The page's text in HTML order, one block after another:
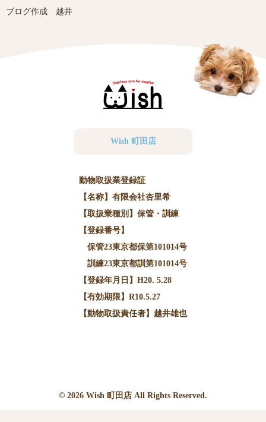
ブログ作成 越井
Wish 町田店
動物取扱業登録証
【名称】有限会社杏里希
【取扱業種別】保管・訓練
【登録番号】
保管23東京都保第101014号
訓練23東京都訓第101014号
【登録年月日】H20. 5.28
【有効期限】R10.5.27
【動物取扱責任者】越井雄也
© 2026 Wish 町田店 All Rights Reserved.